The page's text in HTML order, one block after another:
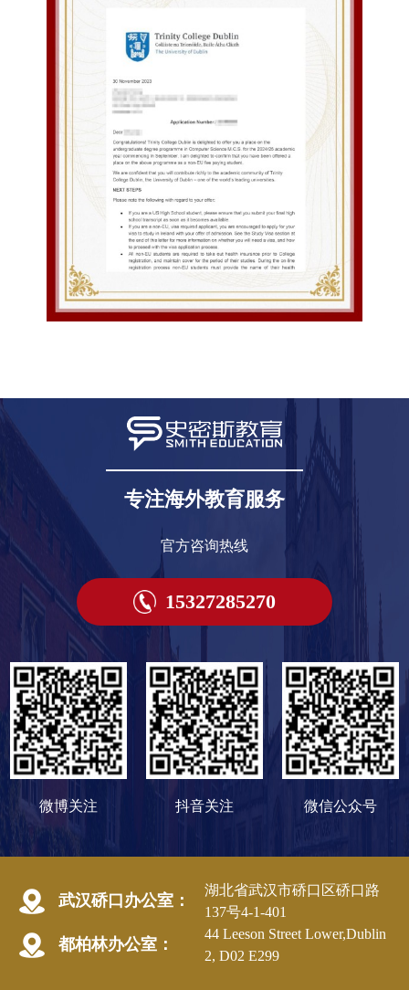
专注海外教育服务
官方咨询热线
15327285270
微博关注 抖音关注 微信公众号
武汉硚口办公室：
湖北省武汉市硚口区硚口路
137号4-1-401
都柏林办公室：
44 Leeson Street Lower,Dublin
2, D02 E299